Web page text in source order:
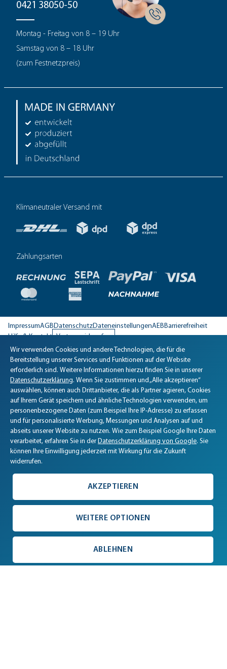
0421 38050-50
Montag - Freitag von 8 – 19 Uhr
Samstag von 8 – 18 Uhr
(zum Festnetzpreis)
Klimaneutraler Versand mit
Zahlungsarten
ImpressumAGBDatenschutzDateneinstellungenAEBBarrierefreiheit
Hilfe & Kontakt Vertrag widerrufen
Biomaris Cookie-Einstellungen geöffnet
Wir verwenden Cookies und andere Technologien, die für die
Bereitstellung unserer Services und Funktionen auf der Website
erforderlich sind. Weitere Informationen hierzu finden Sie in unserer
Datenschutzerklärung. Wenn Sie zustimmen und „Alle akzeptieren“
auswählen, können auch Drittanbieter, die als Partner agieren, Cookies
auf Ihrem Gerät speichern und ähnliche Technologien verwenden, um
personenbezogene Daten (zum Beispiel Ihre IP-Adresse) zu erfassen
und für personalisierte Werbung, Messungen und Analysen auf und
abseits unserer Website zu nutzen. Wie zum Beispiel Google Ihre Daten
verarbeitet, erfahren Sie in der Datenschutzerklärung von Google. Sie
können Ihre Einwilligung jederzeit mit Wirkung für die Zukunft
widerrufen.
ABLEHNEN
WEITERE OPTIONEN
AKZEPTIEREN